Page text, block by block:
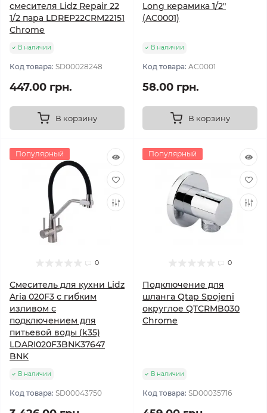
смесителя Lidz Repair 22
1/2 пара LDREP22CRM22151
Chrome
В наличии
Код товара: SD00028248
447.00 грн.
В корзину
Long керамика 1/2"
(AC0001)
В наличии
Код товара: AC0001
58.00 грн.
В корзину
Популярный
0
Смеситель для кухни Lidz
Aria 020F3 с гибким
изливом с
подключением для
питьевой воды (k35)
LDARI020F3BNK37647
BNK
В наличии
Код товара: SD00043750
Популярный
0
Подключение для
шланга Qtap Spojeni
округлое QTCRMB030
Chrome
В наличии
Код товара: SD00035716